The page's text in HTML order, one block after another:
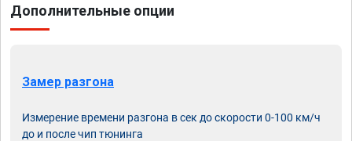
Дополнительные опции
Замер разгона
Измерение времени разгона в сек до скорости 0-100 км/ч
до и после чип тюнинга